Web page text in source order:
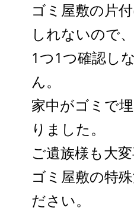
ゴミ屋敷の片
しれないので
1つ1つ確認し
ん。
家中がゴミで
りました。
ご遺族様も大
ゴミ屋敷の特
ださい。